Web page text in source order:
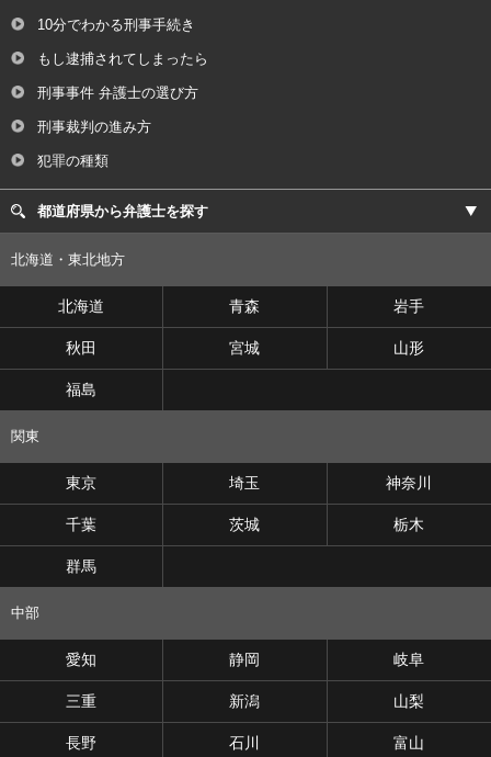
10分でわかる刑事手続き
もし逮捕されてしまったら
刑事事件 弁護士の選び方
刑事裁判の進み方
犯罪の種類
都道府県から弁護士を探す
北海道・東北地方
北海道 青森 岩手
秋田 宮城 山形
福島
関東
東京 埼玉 神奈川
千葉 茨城 栃木
群馬
中部
愛知 静岡 岐阜
三重 新潟 山梨
長野 石川 富山